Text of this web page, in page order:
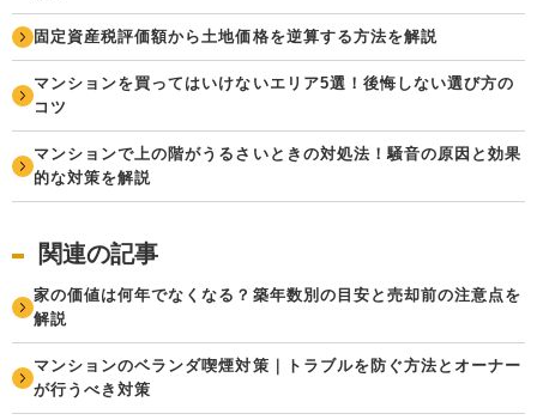
固定資産税評価額から土地価格を逆算する方法を解説
マンションを買ってはいけないエリア5選！後悔しない選び方の
コツ
マンションで上の階がうるさいときの対処法！騒音の原因と効果
的な対策を解説
関連の記事
家の価値は何年でなくなる？築年数別の目安と売却前の注意点を
解説
マンションのベランダ喫煙対策｜トラブルを防ぐ方法とオーナー
が行うべき対策